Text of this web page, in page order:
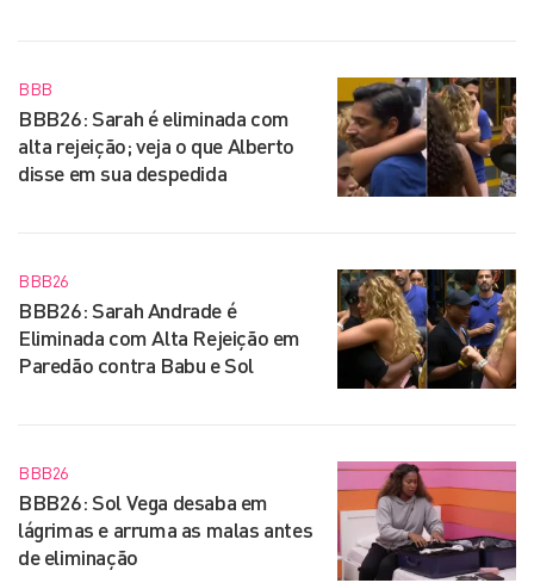
BBB
BBB26: Sarah é eliminada com
alta rejeição; veja o que Alberto
disse em sua despedida
BBB26
BBB26: Sarah Andrade é
Eliminada com Alta Rejeição em
Paredão contra Babu e Sol
BBB26
BBB26: Sol Vega desaba em
lágrimas e arruma as malas antes
de eliminação